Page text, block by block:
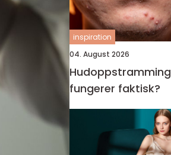
inspiration
04. August 2026
Hudoppstramming hva
fungerer faktisk?